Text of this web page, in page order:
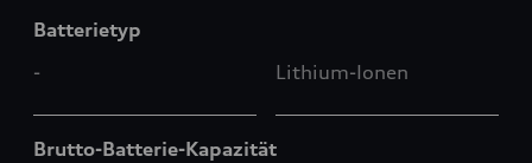
Batterietyp
-
Lithium-Ionen
Brutto-Batterie-Kapazität